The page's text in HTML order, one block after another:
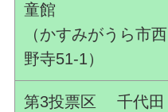
童館
（かすみがうら市西
野寺51-1）
第3投票区 千代田